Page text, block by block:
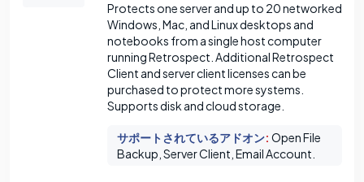
Protects one server and up to 20 networked
Windows, Mac, and Linux desktops and
notebooks from a single host computer
running Retrospect. Additional Retrospect
Client and server client licenses can be
purchased to protect more systems.
Supports disk and cloud storage.
サポートされているアドオン: Open File
Backup, Server Client, Email Account.